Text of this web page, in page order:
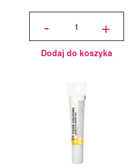
-
ilość
olejowy
Colour
E171 -
Baby
ml
+
Dodaj do koszyka